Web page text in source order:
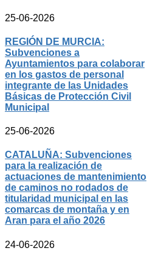
25-06-2026
REGIÓN DE MURCIA:
Subvenciones a
Ayuntamientos para colaborar
en los gastos de personal
integrante de las Unidades
Básicas de Protección Civil
Municipal
25-06-2026
CATALUÑA: Subvenciones
para la realización de
actuaciones de mantenimiento
de caminos no rodados de
titularidad municipal en las
comarcas de montaña y en
Aran para el año 2026
24-06-2026